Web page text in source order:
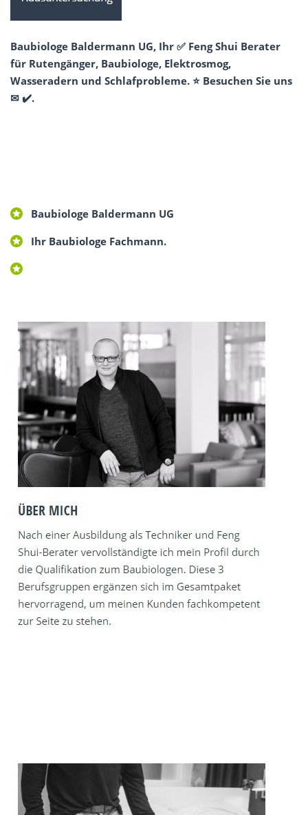
Baubiologe Baldermann UG, Ihr ✅ Feng Shui Berater
für Rutengänger, Baubiologe, Elektrosmog,
Wasseradern und Schlafprobleme. ⭐ Besuchen Sie uns
✉ ✔️.
Baubiologe Baldermann UG
Ihr Baubiologe Fachmann.